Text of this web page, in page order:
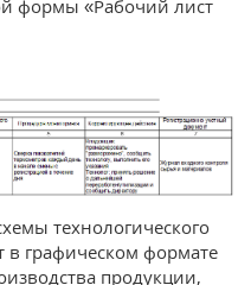
формы «Рабочий лист
технологического
в графическом формате
продукции,